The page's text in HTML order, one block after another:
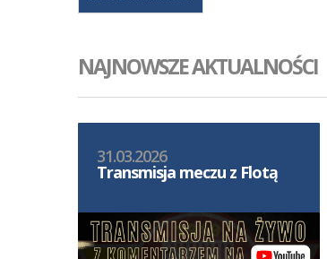
NAJNOWSZE AKTUALNOŚCI
31.03.2026
Transmisja meczu z Flotą